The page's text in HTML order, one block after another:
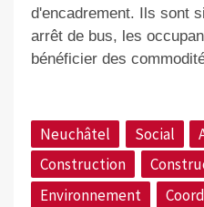
d'encadrement. Ils sont
arrêt de bus, les
bénéficier des
Neuchâtel Social
Construction
Environnement